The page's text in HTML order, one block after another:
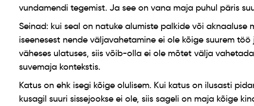
vundamendi tegemist. Ja see on vana maja puhul päris
Seinad: kui seal on natuke alumiste palkide või aknaaluse
iseenesest nende väljavahetamine ei ole kõige suurem
väheses ulatuses, siis võib-olla ei ole mõtet välja
suvemaja kontekstis.
Katus on ehk isegi kõige olulisem. Kui katus on ilusasti
kusagil suuri sissejookse ei ole, siis sageli on maja kõige